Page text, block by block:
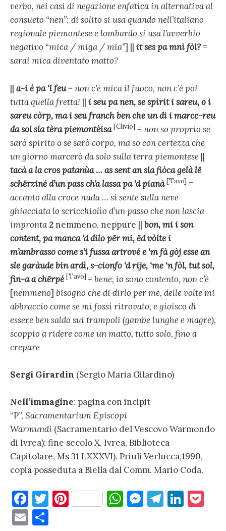
verbo, nei casi di negazione enfaticain alternativa al
consueto “nen”; di solito si usa quando nell’italiano
regionale piemontese e lombardo si usa l’avverbio
negativo “mica / miga / mia”] || it ses pa mnì fòl?=
sarai mica diventato matto?
|| a-i é pa ‘l feu= non c’è mica il fuoco, non c’è poi
tutta quella fretta! || i seu pa nen, se spìrit i sareu, o i
sareu còrp, ma i seu franch ben che un di i marcc-reu
da sol sla tèra piemontèisa[Clivio] =non so proprio se
sarò spirito o se sarò corpo, ma so con certezza che
un giorno marcerò da solo sulla terra piemontese ||
tacà a la cros patanùa … as sent an sla fiòca gelà lë
schërziné d’un pass ch’a lassa pa ‘d pianà [Tavo] =
accanto alla croce nuda … si sente sulla neve
ghiacciata lo scricchiolìo d’un passo che non lascia
impronta 2 nemmeno, neppure || bon, mi i son
content, pa manca ‘d dilo për mi, ëd vòlte i
m’ambrasso come s’i fussa artrové e ‘m fà gòj esse an
sle garàude bin ardì, s-cionfo ‘d rije, ‘me ‘n fòl, tut sol,
fin-a a chërpé [Tavo] =bene, io sono contento, non c’è
[nemmeno] bisogno che di dirlo per me, delle volte mi
abbraccio come se mi fossi ritrovato, e gioisco di
essere ben saldo sui trampoli (gambe lunghe e magre),
scoppio a ridere come un matto, tutto solo, fino a
crepare
Sergi Girardin (Sergio Maria Gilardino)
Nell’immagine: pagina con incipit
“P”, Sacramentarium Episcopi
Warmundi (Sacramentario del Vescovo Warmondo
di Ivrea): fine secolo X, Ivrea, Biblioteca
Capitolare, Ms 31 LXXXVI). Priuli Verlucca,1990,
copia posseduta a Biella dal Comm. Mario Coda.
F
a
T Pi W M T Li
E